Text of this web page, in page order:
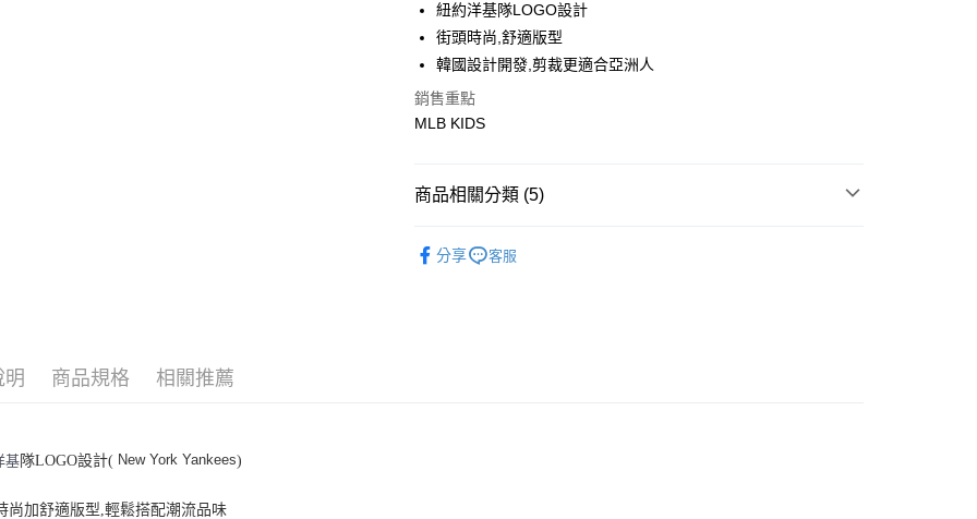
悠遊付
運送方式
全家取貨<不支援離島取退>
紐約洋基隊LOGO設計
街頭時尚,舒適版型
韓國設計開發,剪裁更適合亞洲人
銷售重點
MLB KIDS
商品相關分類 (5)
分享 客服
明 商品規格 相關推薦
基隊LOGO設計( New York Yankees)
尚加舒適版型,輕鬆搭配潮流品味